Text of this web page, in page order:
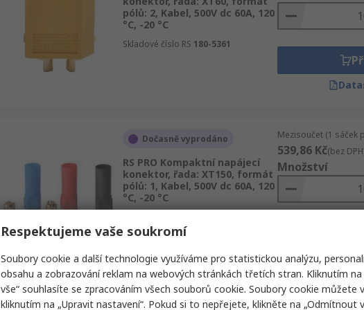
pólů: 2, Kabel, 500V dc 60A, 120
°C, -20 °C
Skladové číslo RS 180-5361
Dočasně vyprodáno
RS PRO Kompaktní napájecí
konektor, řada: XT150, formát
pólů: 1, Kabel, 500V dc 60A, 120
°C, -20 °C
Mezisoučet (1 sáček
539,86 Kč(bez
Množství
Mezisoučet (1 sáček
Respektujeme vaše soukromí
Soubory cookie a další technologie využíváme pro statistickou analýzu,
obsahu a zobrazování reklam na webových stránkách třetích stran. Kliknutím
vše“ souhlasíte se zpracováním všech souborů cookie. Soubory cookie můžete
kliknutím na „Upravit nastavení“. Pokud si to nepřejete, klikněte na „Odmítnout